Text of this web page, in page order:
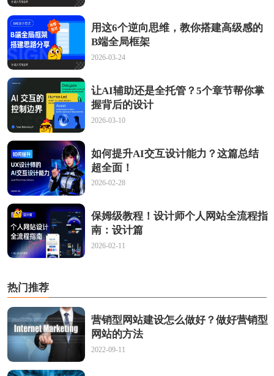
用这6个逆向思维，教你搭建高级感的
B端全局框架
2026-03-24
让AI辅助还是全托管？5个章节帮你掌
握背后的设计
2026-03-10
如何提升AI交互设计能力？这篇总结
超全面！
2026-02-28
保姆级教程！设计师个人网站全流程指
南：设计篇
2026-02-11
热门推荐
营销型网站建设怎么做好？做好营销型
网站的方法
2022-09-11